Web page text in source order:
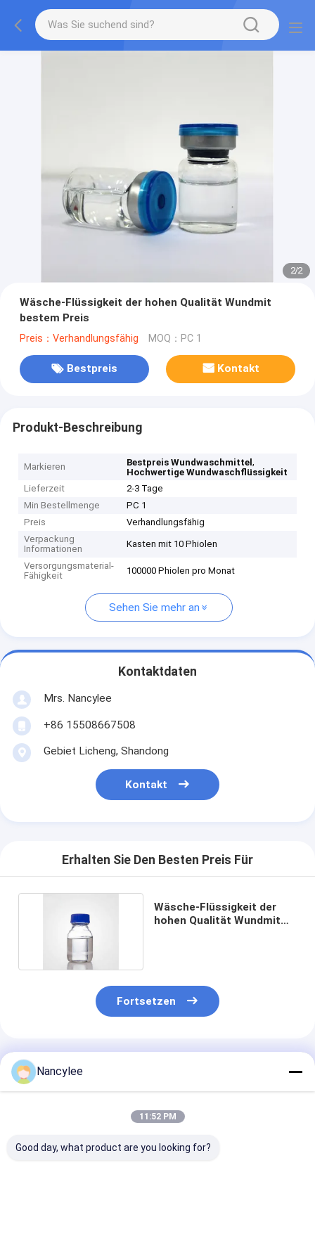
2/2
Wäsche-Flüssigkeit der hohen Qualität Wundmit
bestem Preis
Preis：Verhandlungsfähig MOQ：PC 1
Bestpreis Kontakt
Produkt-Beschreibung
Markieren Bestpreis Wundwaschmittel,
Hochwertige Wundwaschflüssigkeit
Lieferzeit
2-3 Tage
Min Bestellmenge
PC 1
Preis
Verhandlungsfähig
Verpackung
Informationen
Kasten mit 10 Phiolen
Versorgungsmaterial-
Fähigkeit
100000 Phiolen pro Monat
Sehen Sie mehr an
Kontaktdaten
Mrs. Nancylee
+86 15508667508
Gebiet Licheng, Shandong
Kontakt
Erhalten Sie Den Besten Preis Für
Wäsche-Flüssigkeit der
hohen Qualität Wundmit
Fortsetzen
Empfohlene Produkte
Nancylee
11:52 PM
Good day, what product are you looking for?